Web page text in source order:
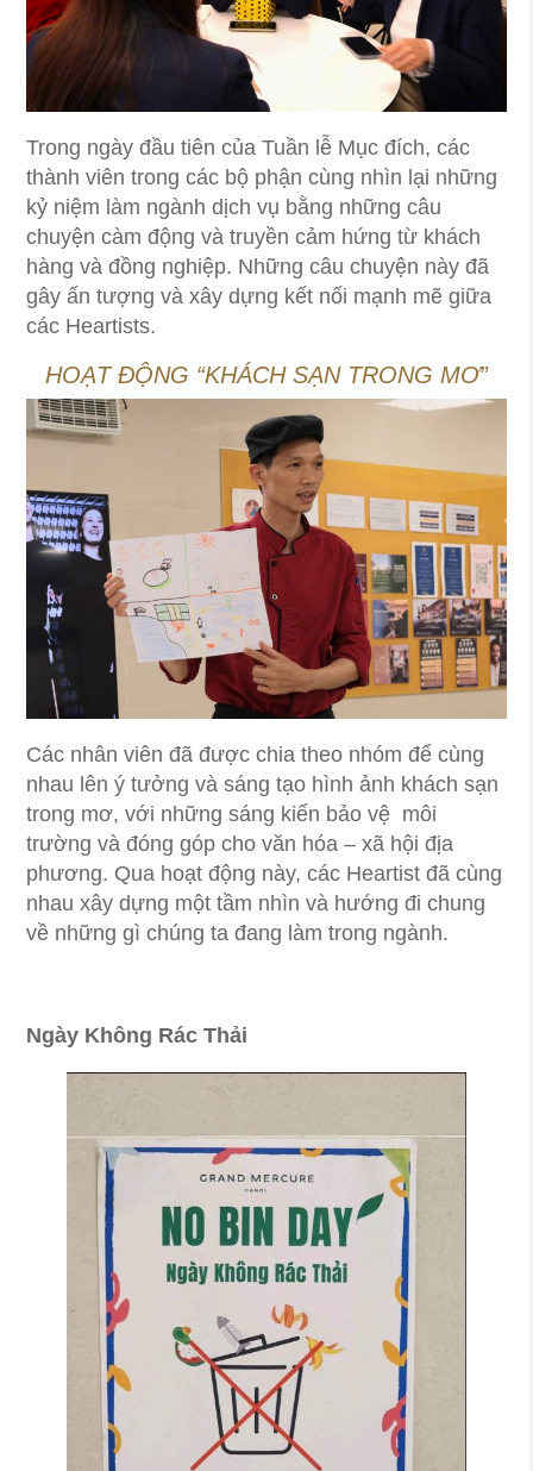
Trong ngày đầu tiên của Tuần lễ Mục đích, các
thành viên trong các bộ phận cùng nhìn lại những
kỷ niệm làm ngành dịch vụ bằng những câu
chuyện càm động và truyền cảm hứng từ khách
hàng và đồng nghiệp. Những câu chuyện này đã
gây ấn tượng và xây dựng kết nối mạnh mẽ giữa
các Heartists.
HOẠT ĐỘNG “KHÁCH SẠN TRONG MƠ”
Các nhân viên đã được chia theo nhóm để cùng
nhau lên ý tưởng và sáng tạo hình ảnh khách sạn
trong mơ, với những sáng kiến bảo vệ môi
trường và đóng góp cho văn hóa – xã hội địa
phương. Qua hoạt động này, các Heartist đã cùng
nhau xây dựng một tầm nhìn và hướng đi chung
về những gì chúng ta đang làm trong ngành.
Ngày Không Rác Thải